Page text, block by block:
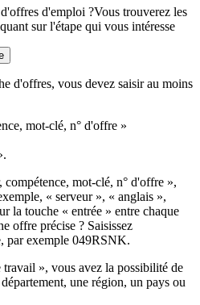
d'emploi ?Vous trouverez les
sur l'étape qui vous intéresse
d'offres, vous devez saisir au moins
mot-clé, n° d'offre »
mot-clé, n° d'offre »,
« serveur », « anglais »,
la touche « entrée » entre chaque
offre précise ? Saisissez
par exemple 049RSNK.
», vous avez la possibilité de
une région, un pays ou